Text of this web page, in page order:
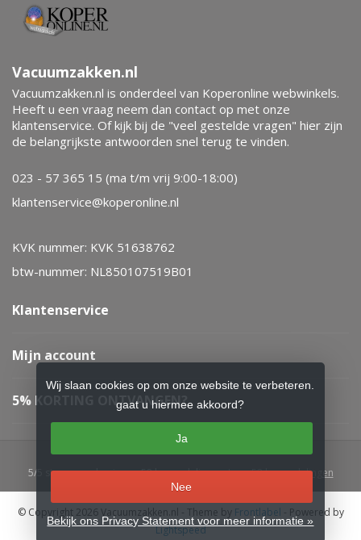
Vacuumzakken.nl
Vacuumzakken.nl is onderdeel van Koperonline webwinkels.
Heeft u een vraag neem dan contact op met onze
klantenservice. Of kijk bij de "veel gestelde vragen" hier zijn
de belangrijkste antwoorden snel terug te vinden.
023 - 57 365 15 (ma t/m vrij 9:00-18:00)
klantenservice@koperonline.nl
KVK nummer: KVK 51638762
btw-nummer: NL850107519B01
Klantenservice
Mijn account
5% KORTING ONTVANGEN?
5/ sterren op basis van52beoordelingen.Lees 52 beoordelingen
Wij slaan cookies op om onze website te verbeteren.
gaat u hiermee akkoord?
Ja
Nee
Bekijk ons Privacy Statement voor meer informatie »
© Copyright 2026 Vacuumzakken.nl - Theme by Frontlabel - Powered by
Lightspeed